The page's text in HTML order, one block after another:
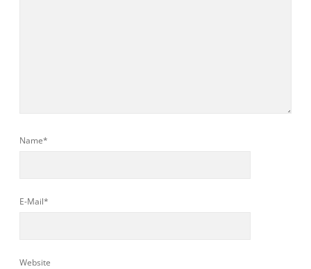
Name*
E-Mail*
Website